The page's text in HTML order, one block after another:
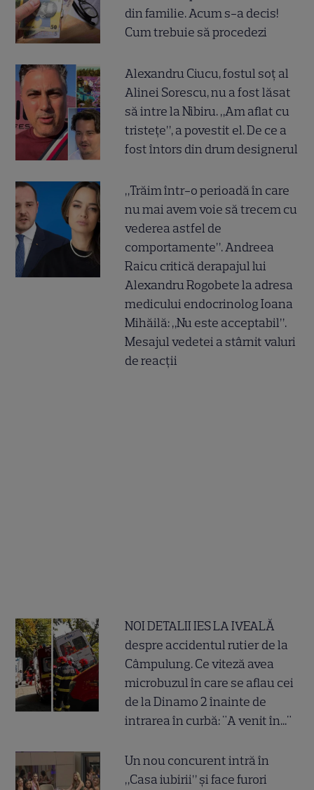
din familie. Acum s-a decis!
Cum trebuie să procedezi
Alexandru Ciucu, fostul soț al
Alinei Sorescu, nu a fost lăsat
să intre la Nibiru. „Am aflat cu
tristețe”, a povestit el. De ce a
fost întors din drum designerul
„Trăim într-o perioadă în care
nu mai avem voie să trecem cu
vederea astfel de
comportamente”. Andreea
Raicu critică derapajul lui
Alexandru Rogobete la adresa
medicului endocrinolog Ioana
Mihăilă: „Nu este acceptabil”.
Mesajul vedetei a stârnit valuri
de reacții
NOI DETALII IES LA IVEALĂ
despre accidentul rutier de la
Câmpulung. Ce viteză avea
microbuzul în care se aflau cei
de la Dinamo 2 înainte de
intrarea în curbă: "A venit în..."
Un nou concurent intră în
„Casa iubirii” și face furori